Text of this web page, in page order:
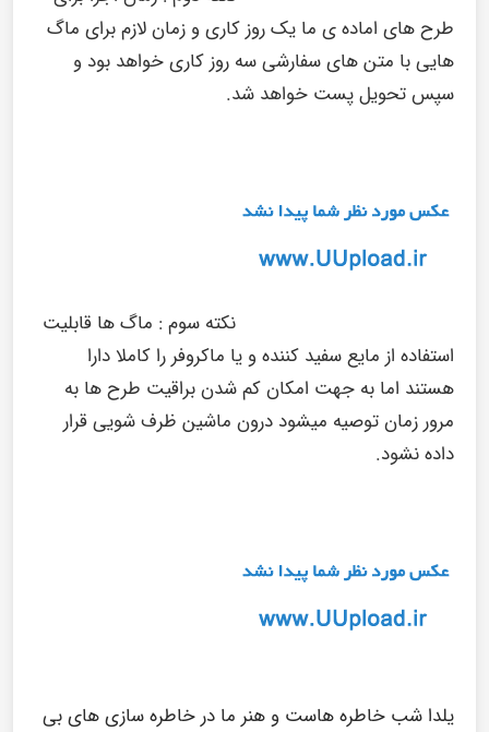
طرح های اماده ی ما یک روز کاری و زمان لازم برای ماگ
هایی با متن های سفارشی سه روز کاری خواهد بود و
سپس تحویل پست خواهد شد.
نکته سوم : ماگ ها قابلیت
استفاده از مایع سفید کننده و یا ماکروفر را کاملا دارا
هستند اما به جهت امکان کم شدن براقیت طرح ها به
مرور زمان توصیه میشود درون ماشین ظرف شویی قرار
داده نشود.
یلدا شب خاطره هاست و هنر ما در خاطره سازی های بی